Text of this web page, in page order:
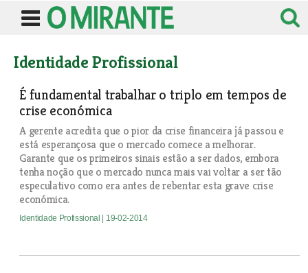
Identidade Profissional
É fundamental trabalhar o triplo em tempos de
crise económica
A gerente acredita que o pior da crise financeira já passou e
está esperançosa que o mercado comece a melhorar.
Garante que os primeiros sinais estão a ser dados, embora
tenha noção que o mercado nunca mais vai voltar a ser tão
especulativo como era antes de rebentar esta grave crise
económica.
Identidade Profissional | 19-02-2014